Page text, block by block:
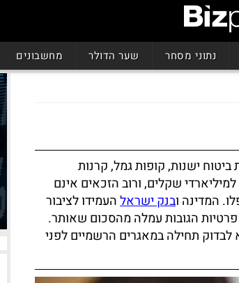
נתוני מסחר שער הדולר מחשבונים
ישנות, קופות גמל, קרנות
שקלים, ורוב הזכאים אינם
המדינה ובנק ישראלהעמידו לציבור
הגובות עמלה מהסכום שאותר.
לבדוק תחילה במאגרים הרשמיים לפני